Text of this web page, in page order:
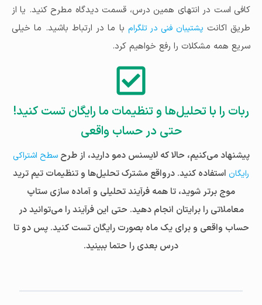
کافی است در انتهای همین درس، قسمت دیدگاه مطرح کنید. یا از
طریق اکانت پشتیبان فنی در تلگرام با ما در ارتباط باشید. ما خیلی
سریع همه مشکلات را رفع خواهیم کرد.
ربات را با تحلیل‌ها و تنظیمات ما رایگان تست کنید!
حتی در حساب واقعی
پیشنهاد می‌کنیم، حالا که لایسنس دمو دارید، از طرحسطح اشتراکی
رایگان استفاده کنید. درواقع مشترک تحلیل‌ها و تنظیمات تیم ترید
موج برتر شوید، تا همه فرآیند تحلیلی و آماده سازی ستاپ
معاملاتی را برایتان انجام دهید. حتی این فرآیند را می‌توانید در
حساب واقعی و برای یک ماه بصورت رایگان تست کنید. پس دو تا
درس بعدی را حتما ببینید.